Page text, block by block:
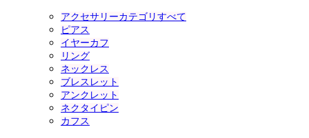
アクセサリーカテゴリすべて
ピアス
イヤーカフ
リング
ネックレス
ブレスレット
アンクレット
ネクタイピン
カフス